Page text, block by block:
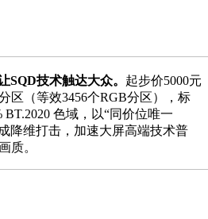
SQD技术触达大众。 起步价5000元
区（等效3456个RGB分区），标
色域，以“同价位唯一
降维打击，加速大屏高端技术普
质。